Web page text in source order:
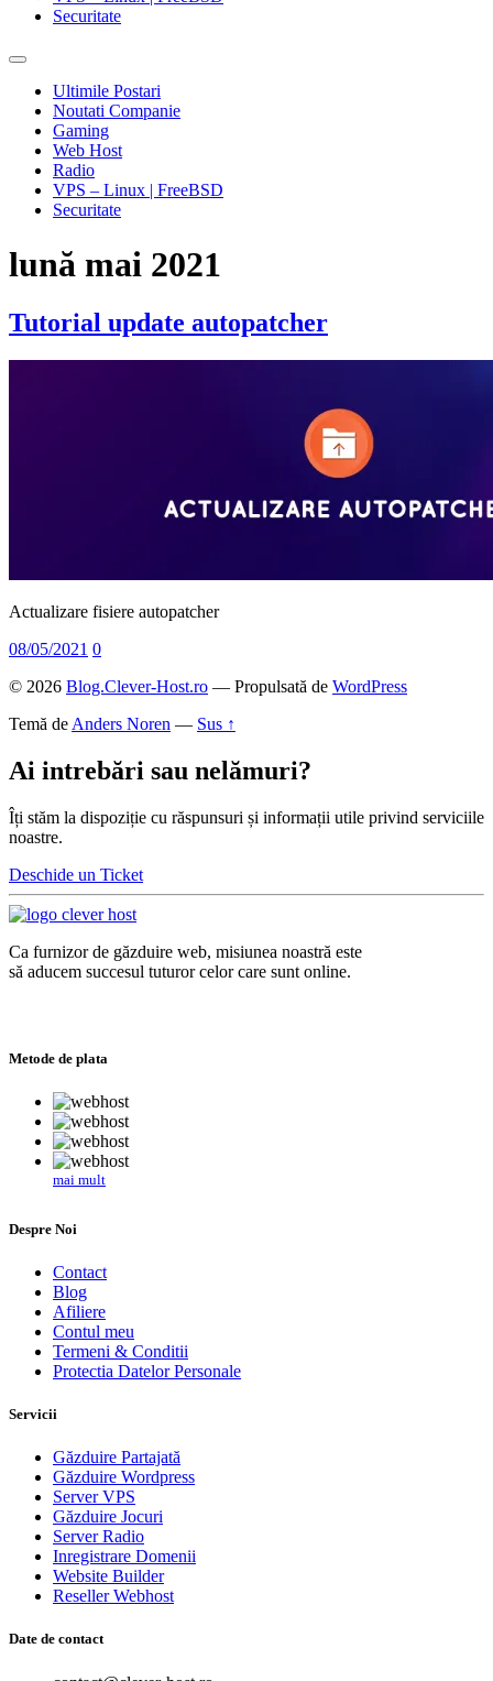
Securitate
Toggle
search
field
Ultimile Postari
Noutati Companie
Gaming
Web Host
Radio
VPS – Linux | FreeBSD
Securitate
lună mai 2021
Tutorial update autopatcher
Actualizare fisiere autopatcher
08/05/2021 0
© 2026 Blog.Clever-Host.ro — Propulsată de WordPress
Temă de Anders Noren — Sus ↑
Ai intrebări sau nelămuri?
Îți stăm la dispoziție cu răspunsuri și informații utile privind serviciile
noastre.
Deschide un Ticket
Ca furnizor de găzduire web, misiunea noastră este
să aducem succesul tuturor celor care sunt online.
Metode de plata
mai mult
Despre Noi
Contact
Blog
Afiliere
Contul meu
Termeni & Conditii
Protectia Datelor Personale
Servicii
Găzduire Partajată
Găzduire Wordpress
Server VPS
Găzduire Jocuri
Server Radio
Inregistrare Domenii
Website Builder
Reseller Webhost
Date de contact